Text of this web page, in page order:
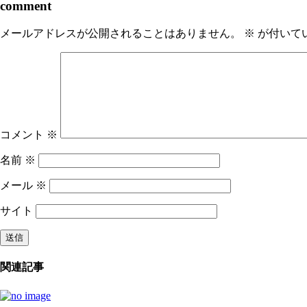
comment
メールアドレスが公開されることはありません。 ※ が付いて
コメント ※
名前 ※
メール ※
サイト
関連記事